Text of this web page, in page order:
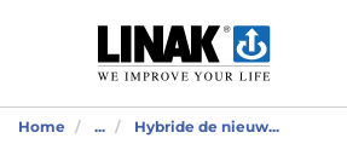
Home ... Hybride de nieuw...